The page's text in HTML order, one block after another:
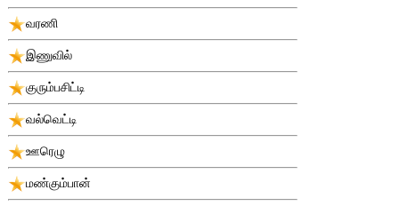
வரணி
இணுவில்
குரும்பசிட்டி
வல்வெட்டி
ஊரெழு
மண்கும்பான்